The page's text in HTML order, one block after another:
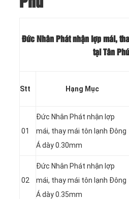
Đức Nhân Phát nhận lợp mái,
tại Tân Phú
Stt Hạng Mục
01
Đức Nhân Phát nhận lợp
mái, thay mái tôn lạnh Đông
Á dày 0.30mm
02
Đức Nhân Phát nhận lợp
mái, thay mái tôn lạnh Đông
Á dày 0.35mm